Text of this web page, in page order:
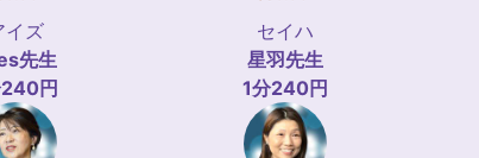
イズ
先生
円
セイハ
星羽先生
1分240円